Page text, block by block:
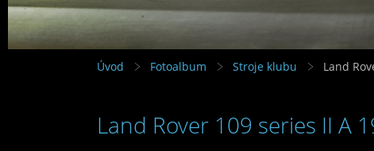
Úvod Fotoalbum Stroje klubu Land
Land Rover 109 series II A